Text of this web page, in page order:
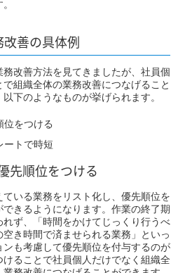
善の具体例
改善方法を見てきましたが、社員個
組織全体の業務改善につなげること
下のようなものが挙げられます。
位をつける
ートで時短
先順位をつける
いる業務をリスト化し、優先順位を
きるようになります。作業の終了期
ず、「時間をかけてじっくり行うべ
き時間で済ませられる業務」といっ
も考慮して優先順位を付与するのが
ることで社員個人だけでなく組織全